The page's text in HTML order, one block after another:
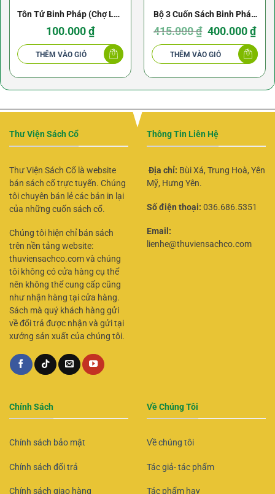
Tôn Tử Binh Pháp (Chợ Lớn
1955) – Thi Đạt Chí
100.000₫
THÊM VÀO GIỎ
Bộ 3 Cuốn Sách Binh Pháp
Kinh Điển
415.000₫ Giá
gốc
415.000 ₫.
400.000₫Giá
hiện
là:
THÊM VÀO GIỎ
Thư Viện Sách Cổ
Thư Viện Sách Cổ là website
bán sách cổ trực tuyến. Chúng
tôi chuyên bán lẻ các bản in lại
của những cuốn sách cổ.
Chúng tôi hiện chỉ bán sách
trên nền tảng website:
thuviensachco.com và chúng
tôi không có cửa hàng cụ thể
nên không thể cung cấp cũng
như nhận hàng tại cửa hàng.
Sách mà quý khách hàng gửi
về đổi trả được nhận và gửi tại
xưởng sản xuất của chúng tôi.
Thông Tin Liên Hệ
Địa chỉ: Bùi Xá, Trung Hoà, Yên
Mỹ, Hưng Yên.
Số điện thoại: 036.686.5351
Email:
lienhe@thuviensachco.com
Chính Sách
Chính sách bảo mật
Chính sách đổi trả
Chính sách giao hàng
Về Chúng Tôi
Về chúng tôi
Tác giả- tác phẩm
Tác phẩm hay